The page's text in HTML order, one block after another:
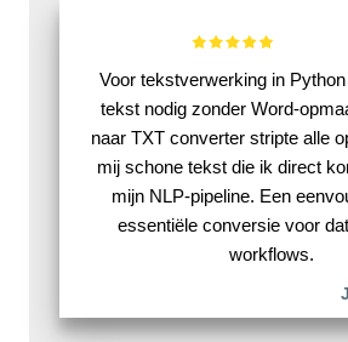
Voor tekstverwerking in
tekst nodig zonder Word-
naar TXT converter stripte alle
mij schone tekst die ik direct
mijn NLP-pipeline. Een
essentiële conversie voor
workflows.